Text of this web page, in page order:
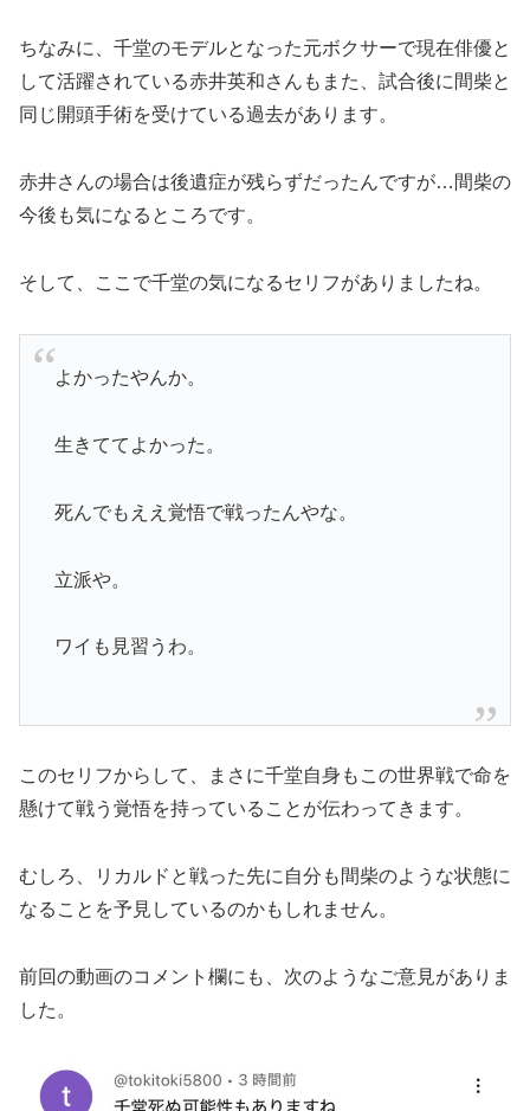
ちなみに、千堂のモデルとなった元ボクサーで現在俳優と
して活躍されている赤井英和さんもまた、試合後に間柴と
同じ開頭手術を受けている過去があります。
赤井さんの場合は後遺症が残らずだったんですが…間柴の
今後も気になるところです。
そして、ここで千堂の気になるセリフがありましたね。
よかったやんか。
生きててよかった。
死んでもええ覚悟で戦ったんやな。
立派や。
ワイも見習うわ。
このセリフからして、まさに千堂自身もこの世界戦で命を
懸けて戦う覚悟を持っていることが伝わってきます。
むしろ、リカルドと戦った先に自分も間柴のような状態に
なることを予見しているのかもしれません。
前回の動画のコメント欄にも、次のようなご意見がありま
した。